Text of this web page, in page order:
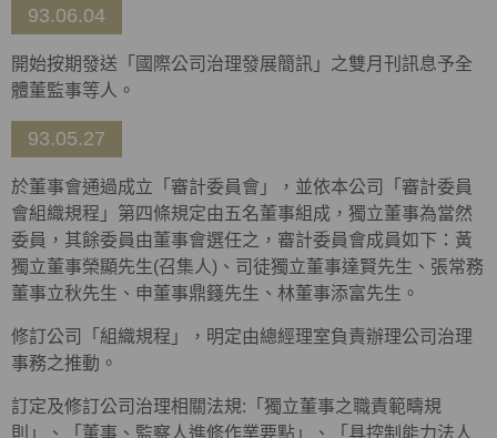
93.06.04
開始按期發送「國際公司治理發展簡訊」之雙月刊訊息予全
體董監事等人。
93.05.27
於董事會通過成立「審計委員會」，並依本公司「審計委員
會組織規程」第四條規定由五名董事組成，獨立董事為當然
委員，其餘委員由董事會選任之，審計委員會成員如下：黃
獨立董事榮顯先生(召集人)、司徒獨立董事達賢先生、張常務
董事立秋先生、申董事鼎籛先生、林董事添富先生。
修訂公司「組織規程」，明定由總經理室負責辦理公司治理
事務之推動。
訂定及修訂公司治理相關法規:「獨立董事之職責範疇規
則」、「董事、監察人進修作業要點」、「具控制能力法人